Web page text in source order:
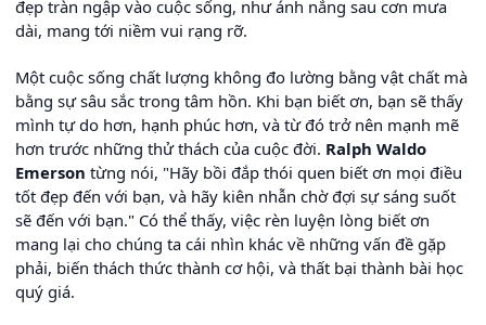
đẹp tràn ngập vào cuộc sống, như ánh nắng sau cơn mưa
dài, mang tới niềm vui rạng rỡ.
Một cuộc sống chất lượng không đo lường bằng vật chất mà
bằng sự sâu sắc trong tâm hồn. Khi bạn biết ơn, bạn sẽ thấy
mình tự do hơn, hạnh phúc hơn, và từ đó trở nên mạnh mẽ
hơn trước những thử thách của cuộc đời. Ralph Waldo
Emerson từng nói, "Hãy bồi đắp thói quen biết ơn mọi điều
tốt đẹp đến với bạn, và hãy kiên nhẫn chờ đợi sự sáng suốt
sẽ đến với bạn." Có thể thấy, việc rèn luyện lòng biết ơn
mang lại cho chúng ta cái nhìn khác về những vấn đề gặp
phải, biến thách thức thành cơ hội, và thất bại thành bài học
quý giá.